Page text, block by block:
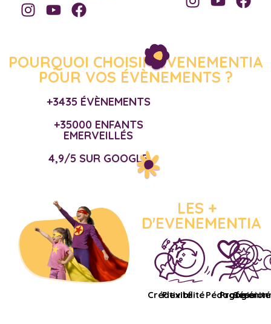
POURQUOI CHOISIR EVENEMENTIA
POUR VOS ÉVÈNEMENTS ?
+3435 ÉVÈNEMENTS
+35000 ENFANTS
EMERVEILLÉS
4,9/5 SUR GOOGLE
LES +
D'EVENEMENTIA
Créativité
FlexibilitéPédagogie
Sérénité